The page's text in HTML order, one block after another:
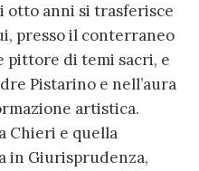
otto anni si trasferisce
presso il conterraneo
pittore di temi sacri, e
Pistarino e nell’aura
artistica.
Chieri e quella
in Giurisprudenza,